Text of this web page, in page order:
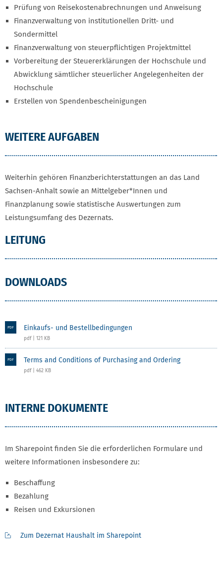
Prüfung von Reisekostenabrechnungen und Anweisung
Finanzverwaltung von institutionellen Dritt- und
Sondermittel
Finanzverwaltung von steuerpflichtigen Projektmittel
Vorbereitung der Steuererklärungen der Hochschule und
Abwicklung sämtlicher steuerlicher Angelegenheiten der
Hochschule
Erstellen von Spendenbescheinigungen
WEITERE AUFGABEN
Weiterhin gehören Finanzberichterstattungen an das Land
Sachsen-Anhalt sowie an Mittelgeber*Innen und
Finanzplanung sowie statistische Auswertungen zum
Leistungsumfang des Dezernats.
LEITUNG
DOWNLOADS
PDF Einkaufs- und Bestellbedingungen
pdf | 121 KB
PDF Terms and Conditions of Purchasing and Ordering
pdf | 462 KB
INTERNE DOKUMENTE
Im Sharepoint finden Sie die erforderlichen Formulare und
weitere Informationen insbesondere zu:
Beschaffung
Bezahlung
Reisen und Exkursionen
Zum Dezernat Haushalt im Sharepoint